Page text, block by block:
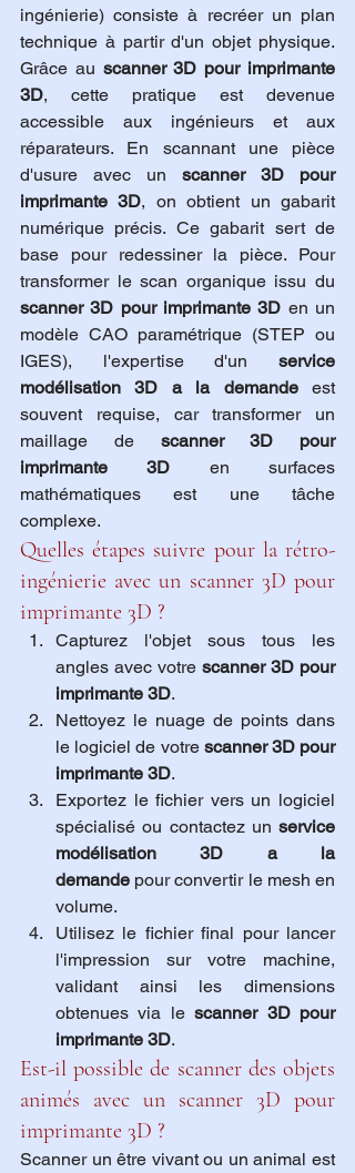
ingénierie) consiste à recréer un plan
technique à partir d'un objet physique.
Grâce au scanner 3D pour imprimante
3D, cette pratique est devenue
accessible aux ingénieurs et aux
réparateurs. En scannant une pièce
d'usure avec un scanner 3D pour
imprimante 3D, on obtient un gabarit
numérique précis. Ce gabarit sert de
base pour redessiner la pièce. Pour
scanner 3D pour imprimante 3D en un
modèle CAO paramétrique (STEP ou
IGES), l'expertise d'un service
modélisation 3D a la demande est
souvent requise, car transformer un
maillage de scanner 3D pour
imprimante 3D en surfaces
mathématiques est une tâche
complexe.
Quelles étapes suivre pour la rétro-
ingénierie avec un scanner 3D pour
imprimante 3D ?
Capturez l'objet sous tous les
angles avec votre scanner 3D pour
imprimante 3D.
Nettoyez le nuage de points dans
le logiciel de votre scanner 3D pour
imprimante 3D.
Exportez le fichier vers un logiciel
spécialisé ou contactez un service
modélisation 3D a la
demande pour convertir le mesh en
volume.
Utilisez le fichier final pour lancer
l'impression sur votre machine,
validant ainsi les dimensions
obtenues via le scanner 3D pour
imprimante 3D.
Est-il possible de scanner des objets
animés avec un scanner 3D pour
imprimante 3D ?
Scanner un être vivant ou un animal est